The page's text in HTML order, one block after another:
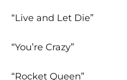
“Live and Let Die”
“You’re Crazy”
“Rocket Queen”